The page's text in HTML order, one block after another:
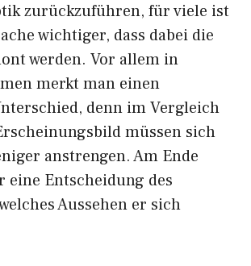
zurückzuführen, für viele ist
wichtiger, dass dabei die
werden. Vor allem in
merkt man einen
denn im Vergleich
müssen sich
anstrengen. Am Ende
eine Entscheidung des
Aussehen er sich